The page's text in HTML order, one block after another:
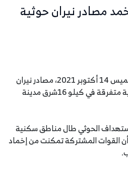
مصادر نيران حوثية
أخمدت القوات المشتركة، الخميس 14 أكتوبر 2021، مصادر نيران
حوثية استهدف مناطق سكنية متفرقة في كيلو 16شرق مدينة
الحوثي طال مناطق سكنية
16، مؤكدةً أن القوات المشتركة تمكنت من إخماد